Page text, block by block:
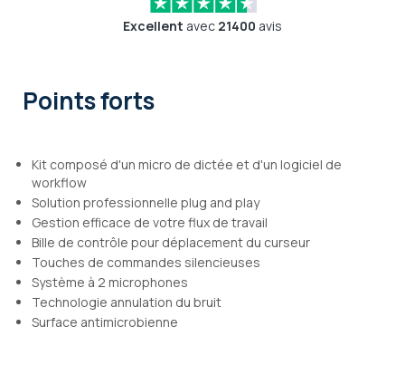
Excellent avec 21400 avis
Points forts
Kit composé d'un micro de dictée et d'un logiciel de
workflow
Solution professionnelle plug and play
Gestion efficace de votre flux de travail
Bille de contrôle pour déplacement du curseur
Touches de commandes silencieuses
Système à 2 microphones
Technologie annulation du bruit
Surface antimicrobienne